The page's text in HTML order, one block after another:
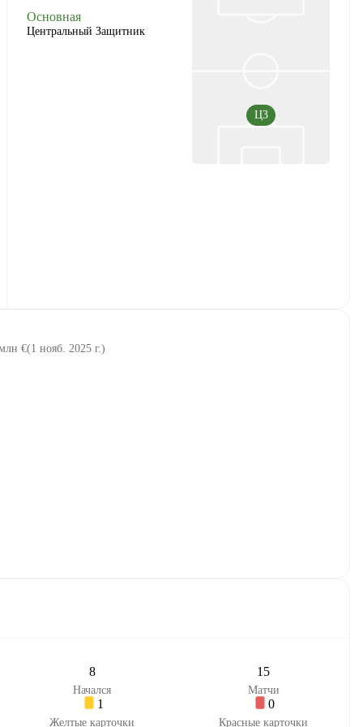
Основная
Центральный Защитник
ЦЗ
€(1 нояб. 2025 г.)
8
Начался
15
Матчи
1
Желтые карточки
0
Красные карточки